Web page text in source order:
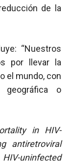
de la
“Nuestros
por llevar la
el mundo, con
geográfica o
in HIV-
antiretroviral
uninfected